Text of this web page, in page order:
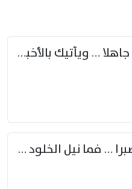
ستبدي لك الأيام ما كنت جاهلا … ويأتيك بالأخبار من لم تزوّد
فصبرا في مجال الموت صبرا … فما نيل الخلود بمستطاع